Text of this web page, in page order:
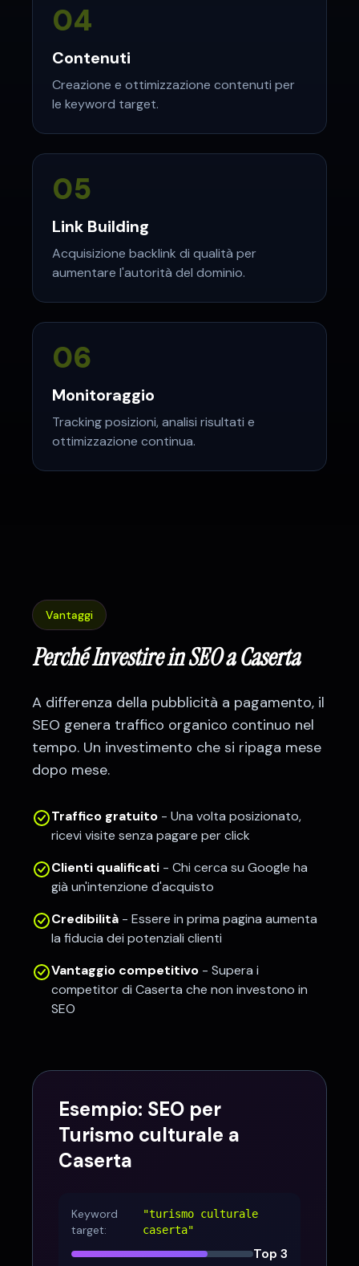
04
Contenuti
Creazione e ottimizzazione contenuti per
le keyword target.
05
Link Building
Acquisizione backlink di qualità per
aumentare l'autorità del dominio.
06
Monitoraggio
Tracking posizioni, analisi risultati e
ottimizzazione continua.
Vantaggi
Perché Investire in SEO aCaserta
A differenza della pubblicità a pagamento, il
SEO genera traffico organico continuo nel
tempo. Un investimento che si ripaga mese
dopo mese.
Traffico gratuito - Una volta posizionato,
ricevi visite senza pagare per click
Clienti qualificati - Chi cerca su Google ha
già un'intenzione d'acquisto
Credibilità - Essere in prima pagina aumenta
la fiducia dei potenziali clienti
Vantaggio competitivo - Supera i
competitor di Caserta che non investono in
SEO
Esempio: SEO per
Turismo culturale a
Caserta
Keyword
target:
"turismo culturale
caserta"
Top 3